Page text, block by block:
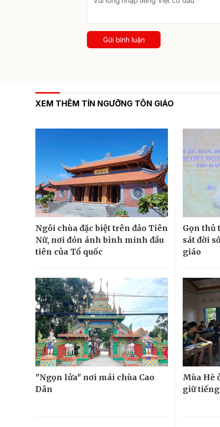
Gửi bình luận
XEM THÊM TÍN NGƯỠNG TÔN GIÁO
Ngôi chùa đặc biệt trên đảo Tiên
Nữ, nơi đón ánh bình minh đầu
tiên của Tổ quốc
Gọn thủ
sát đời
giáo
"Ngọn lửa" nơi mái chùa Cao
Dân
Mùa Hè
giữ